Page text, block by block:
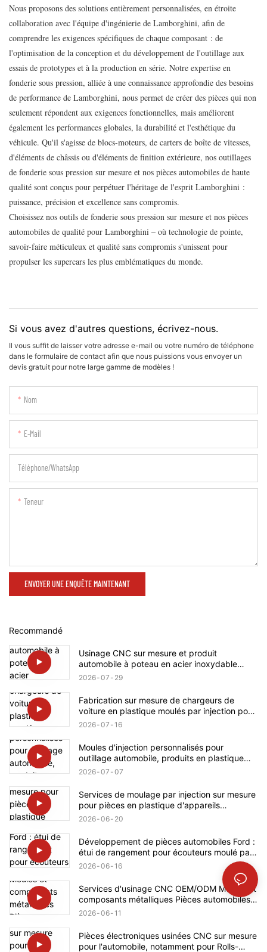
Nous proposons des solutions entièrement personnalisées, en étroite
collaboration avec l'équipe d'ingénierie de Lamborghini, afin de
comprendre les exigences spécifiques de chaque composant : de
l'optimisation de la conception et du développement de l'outillage aux
essais de prototypes et à la production en série. Notre expertise en
fonderie sous pression, alliée à une connaissance approfondie des besoins
de performance de Lamborghini, nous permet de créer des pièces qui non
seulement répondent aux exigences fonctionnelles, mais améliorent
également les performances globales, la durabilité et l'esthétique du
véhicule. Qu'il s'agisse de blocs-moteurs, de carters de boîte de vitesses,
d'éléments de châssis ou d'éléments de finition extérieure, nos outillages
de fonderie sous pression sur mesure et nos pièces automobiles de haute
qualité sont conçus pour perpétuer l'héritage de l'esprit Lamborghini :
puissance, précision et excellence sans compromis.
Choisissez nos outils de fonderie sous pression sur mesure et nos pièces
automobiles de qualité pour Lamborghini – où technologie de pointe,
savoir-faire méticuleux et qualité sans compromis s'unissent pour
propulser les supercars les plus emblématiques du monde.
Si vous avez d'autres questions, écrivez-nous.
Il vous suffit de laisser votre adresse e-mail ou votre numéro de téléphone
dans le formulaire de contact afin que nous puissions vous envoyer un
devis gratuit pour notre large gamme de modèles !
Nom
E-Mail
Téléphone/WhatsApp
Teneur
ENVOYER UNE ENQUÊTE MAINTENANT
Recommandé
Usinage CNC sur mesure et produit
automobile à poteau en acier inoxydable
avec arbre à vis pour Rolls-Royce
2026 07 29
Fabrication sur mesure de chargeurs de
voiture en plastique moulés par injection pour
Tesla
2026 07 16
Moules d'injection personnalisés pour
outillage automobile, produits en plastique
pour BMW
2026 07 07
Services de moulage par injection sur mesure
pour pièces en plastique d'appareils
électroménagers Bosch
2026 06 20
Développement de pièces automobiles Ford :
étui de rangement pour écouteurs moulé par
injection sur mesure en plastique
2026 06 16
Services d'usinage CNC OEM/ODM Moules et
composants métalliques Pièces automobiles
pour Mercedes-Benz
2026 06 11
Pièces électroniques usinées CNC sur mesure
pour l'automobile, notamment pour Rolls-